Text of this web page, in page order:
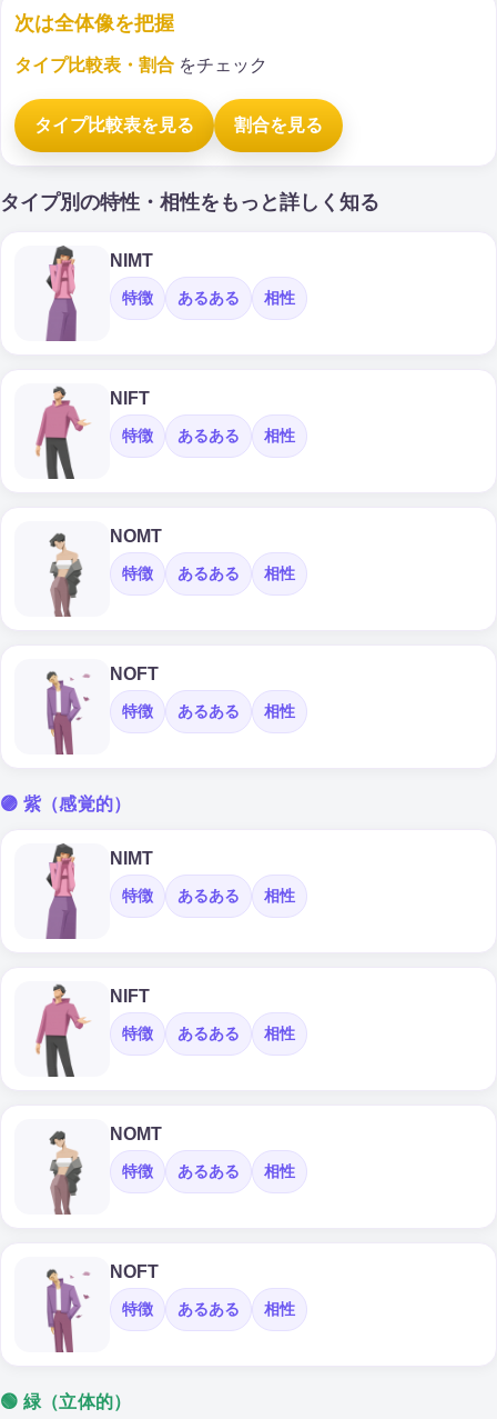
次は全体像を把握
タイプ比較表・割合 をチェック
タイプ比較表を見る 割合を見る
タイプ別の特性・相性をもっと詳しく知る
NIMT
特徴 あるある 相性
NIFT
特徴 あるある 相性
NOMT
特徴 あるある 相性
NOFT
特徴 あるある 相性
🟣 紫（感覚的）
NIMT
特徴 あるある 相性
NIFT
特徴 あるある 相性
NOMT
特徴 あるある 相性
NOFT
特徴 あるある 相性
🟢 緑（立体的）